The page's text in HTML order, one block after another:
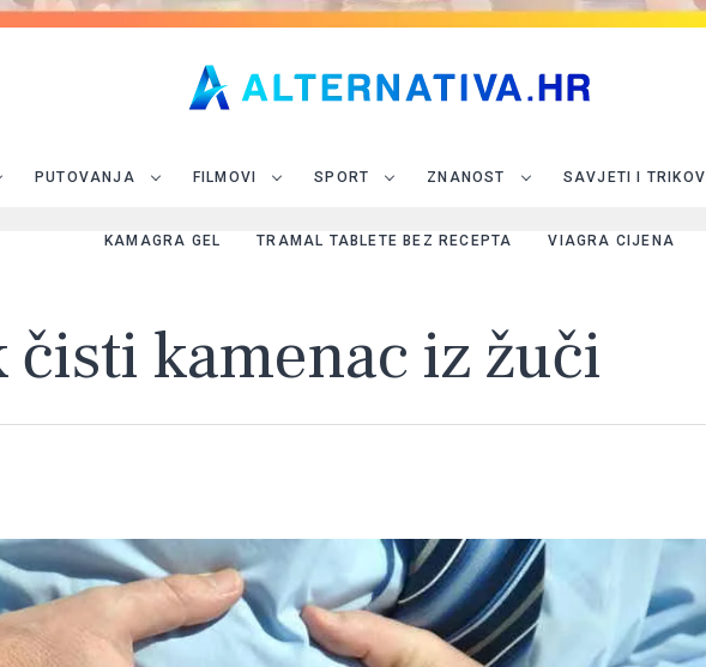
PUTOVANJA FILMOVI SPORT ZNANOST SAVJETI I TRIKOVI
KAMAGRA GEL TRAMAL TABLETE BEZ RECEPTA VIAGRA CIJENA
kamenac iz žuči